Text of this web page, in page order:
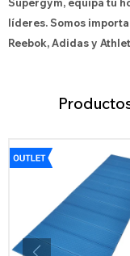
líderes. Somos
Reebok, Adidas y